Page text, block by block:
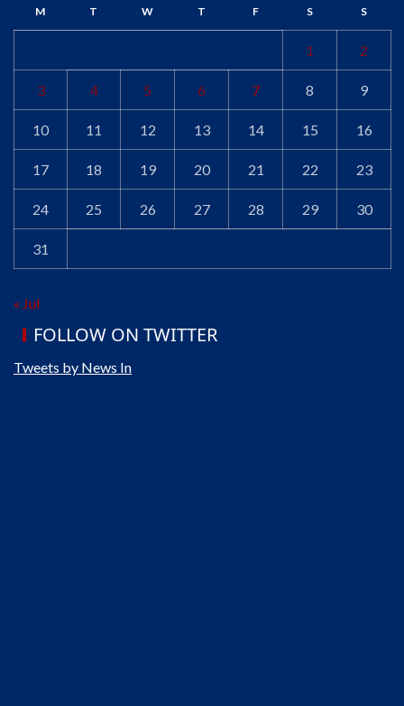
M T W T F S S
1 2
3 4 5 6 7 8 9
10 11 12 13 14 15 16
17 18 19 20 21 22 23
24 25 26 27 28 29 30
31
« Jul
FOLLOW ON TWITTER
Tweets by News In